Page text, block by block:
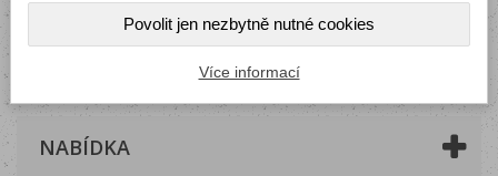
(prázdný)
NABÍDKA
Povolit jen nezbytně nutné cookies
Více informací